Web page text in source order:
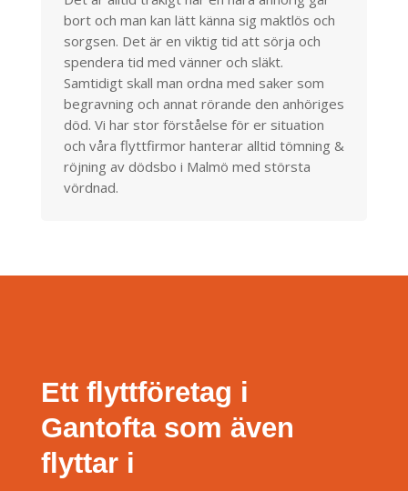
bort och man kan lätt känna sig maktlös och
sorgsen. Det är en viktig tid att sörja och
spendera tid med vänner och släkt.
Samtidigt skall man ordna med saker som
begravning och annat rörande den anhöriges
död. Vi har stor förståelse för er situation
och våra flyttfirmor hanterar alltid tömning &
röjning av dödsbo i Malmö med största
vördnad.
Ett flyttföretag i
Gantofta som även
flyttar i